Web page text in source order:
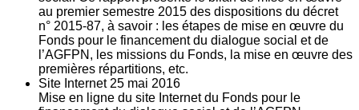
au premier semestre 2015 des dispositions du décret
n° 2015-87, à savoir : les étapes de mise en œuvre du
Fonds pour le financement du dialogue social et de
l’AGFPN, les missions du Fonds, la mise en œuvre des
premières répartitions, etc.
Site Internet 25 mai 2016
Mise en ligne du site Internet du Fonds pour le